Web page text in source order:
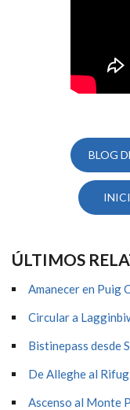
BLOG
ÚLTIMOS
Amanecer en Puig
Circular a
Bistinepass desde
De Alleghe al
Ascenso al Monte